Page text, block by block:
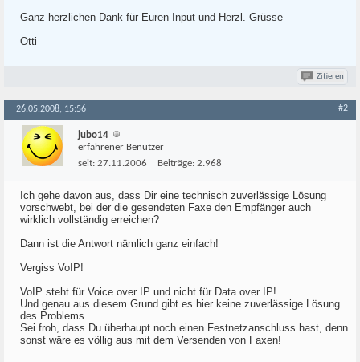
Ganz herzlichen Dank für Euren Input und Herzl. Grüsse
Otti
Zitieren
26.05.2008, 15:56 #2
jubo14
erfahrener Benutzer
seit: 27.11.2006 Beiträge: 2.968
Ich gehe davon aus, dass Dir eine technisch zuverlässige Lösung
vorschwebt, bei der die gesendeten Faxe den Empfänger auch
wirklich vollständig erreichen?
Dann ist die Antwort nämlich ganz einfach!
Vergiss VoIP!
VoIP steht für Voice over IP und nicht für Data over IP!
Und genau aus diesem Grund gibt es hier keine zuverlässige Lösung
des Problems.
Sei froh, dass Du überhaupt noch einen Festnetzanschluss hast, denn
sonst wäre es völlig aus mit dem Versenden von Faxen!